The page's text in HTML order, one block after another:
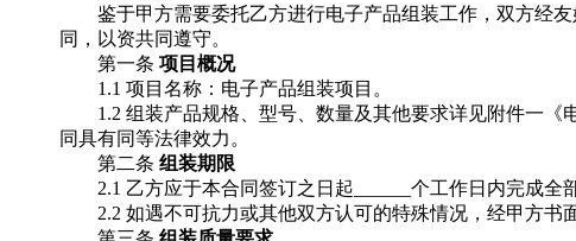
鉴于甲方需要委托乙方进行电子产品组装工作，双方经
同，以资共同遵守。
第一条项目概况
1.1 项目名称：电子产品组装项目。
1.2 组装产品规格、型号、数量及其他要求详见附件一
同具有同等法律效力。
第二条组装期限
2.1 乙方应于本合同签订之日起______个工作日内完成全
2.2 如遇不可抗力或其他双方认可的特殊情况，经甲方书